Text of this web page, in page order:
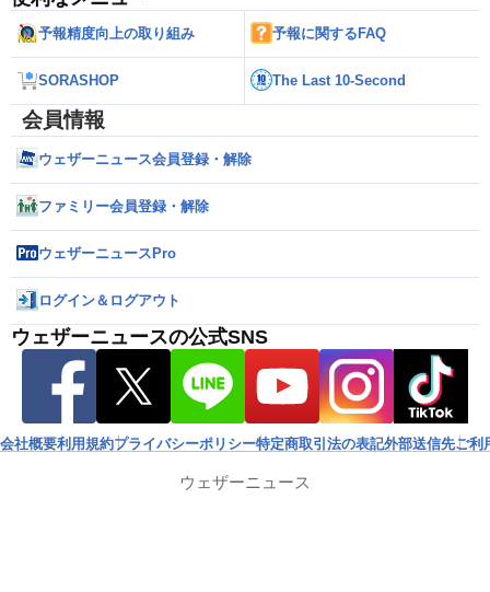
予報精度向上の取り組み 予報に関するFAQ
SORASHOP The Last 10-Second
会員情報
ウェザーニュース会員登録・解除
ファミリー会員登録・解除
ウェザーニュースPro
ログイン＆ログアウト
ウェザーニュースの公式SNS
会社概要利用規約プライバシーポリシー特定商取引法の表記外部送信先ご利
ウェザーニュース